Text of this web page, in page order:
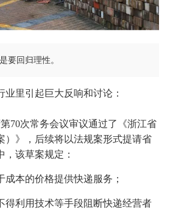
要回归理性。
里引起巨大反响和讨论：
70次常务会议审议通过了《浙江省
）》，后续将以法规案形式提请省
，该草案规定：
本的价格提供快递服务；
得利用技术等手段阻断快递经营者